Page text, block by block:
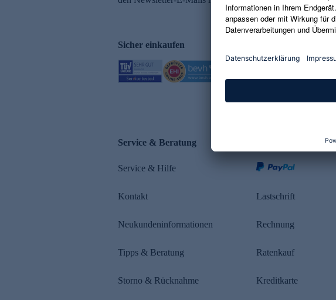
Sicher einkaufen
Service & Beratung
Service & Hilfe
Kontakt
Neukundeninformationen
Tipps & Beratung
Storno & Rücknahme
Lastschrift
Rechnung
Ratenkauf
Kreditkarte